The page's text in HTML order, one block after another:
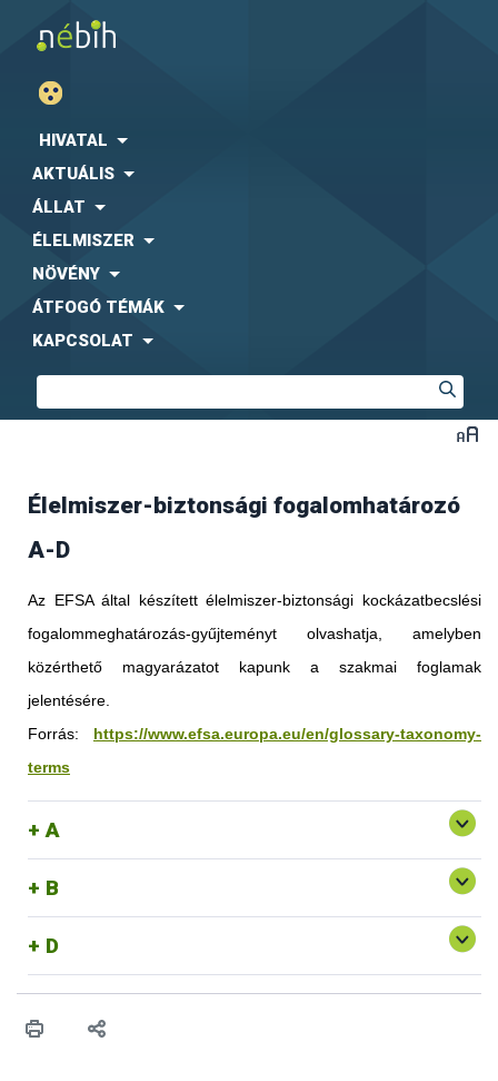
HIVATAL
AKTUÁLIS
ÁLLAT
ÉLELMISZER
NÖVÉNY
ÁTFOGÓ TÉMÁK
KAPCSOLAT
Élelmiszer-biztonsági fogalomhatározó
A-D
Az EFSA által készített élelmiszer-biztonsági kockázatbecslési
fogalommeghatározás-gyűjteményt olvashatja, amelyben
közérthető magyarázatot kapunk a szakmai foglamak
jelentésére.
Forrás: https://www.efsa.europa.eu/en/glossary-taxonomy-
terms
A
B
D